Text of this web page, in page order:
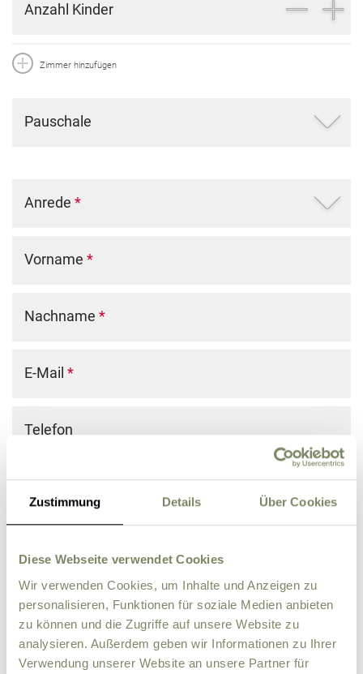
Zustimmung Details Über Cookies
Diese Webseite verwendet Cookies
Wir verwenden Cookies, um Inhalte und Anzeigen zu
personalisieren, Funktionen für soziale Medien anbieten
zu können und die Zugriffe auf unsere Website zu
analysieren. Außerdem geben wir Informationen zu Ihrer
Verwendung unserer Website an unsere Partner für
Anzahl Kinder
Zimmer hinzufügen
Pauschale
Anrede *
Vorname *
Nachname *
E-Mail *
Telefon
Land
Zusätzliche Angaben, Fragen oder Wünsche